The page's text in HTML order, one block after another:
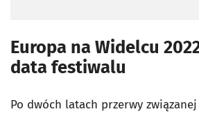
Europa na Widelcu
data festiwalu
Po dwóch latach przerwy